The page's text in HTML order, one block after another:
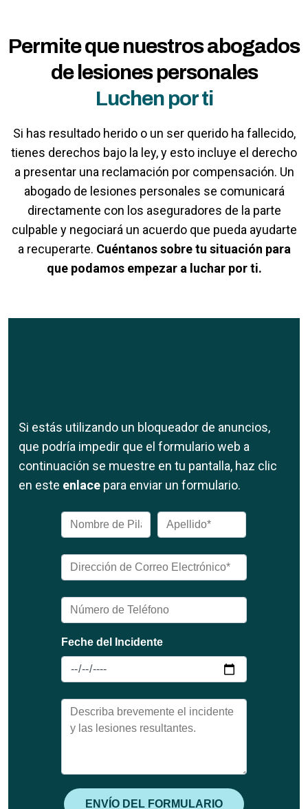
Permite que nuestros abogados
de lesiones personales
Luchen por ti
Si has resultado herido o un ser querido ha fallecido,
tienes derechos bajo la ley, y esto incluye el derecho
a presentar una reclamación por compensación. Un
abogado de lesiones personales se comunicará
directamente con los aseguradores de la parte
culpable y negociará un acuerdo que pueda ayudarte
a recuperarte. Cuéntanos sobre tu situación para
que podamos empezar a luchar por ti.
Si estás utilizando un bloqueador de anuncios,
que podría impedir que el formulario web a
continuación se muestre en tu pantalla, haz clic
en este enlace para enviar un formulario.